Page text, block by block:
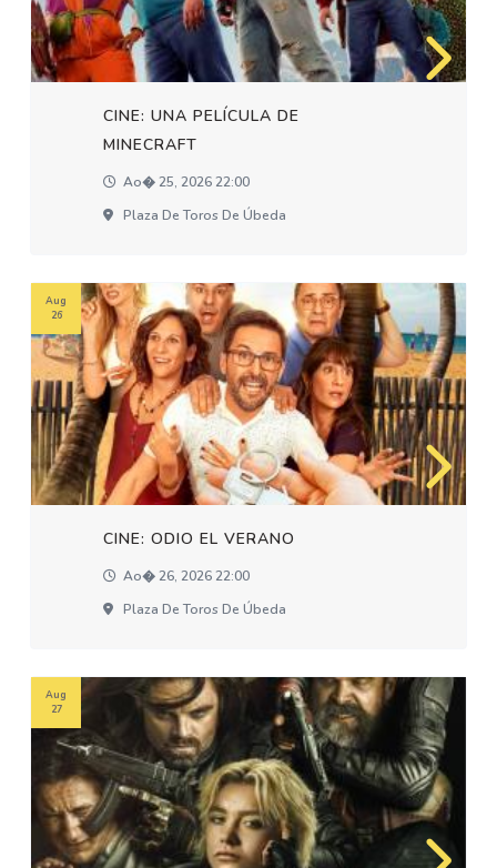
CINE: UNA PELÍCULA DE
MINECRAFT
Ao� 25, 2026 22:00
Plaza De Toros De Úbeda
CINE: ODIO EL VERANO
Ao� 26, 2026 22:00
Plaza De Toros De Úbeda
Aug
26
Aug
27